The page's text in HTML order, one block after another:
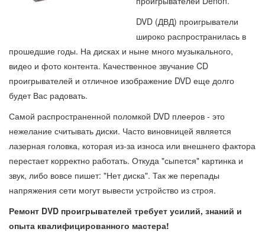
DVD (ДВД) проигрыватели
широко распространилась в
прошедшие годы. На дисках и ныне много музыкального,
видео и фото контента. Качественное звучание CD
проигрывателей и отличное изображение DVD еще долго
будет Вас радовать.
Самой распространенной поломкой DVD плееров - это
нежелание считывать диски. Часто виновницей является
лазерная головка, которая из-за износа или внешнего фактора
перестает корректно работать. Откуда "сыпется" картинка и
звук, либо вовсе пишет: "Нет диска". Так же перепады
напряжения сети могут вывести устройство из строя.
Ремонт DVD проигрывателей требует усилий, знаний и
опыта квалифицированного мастера!